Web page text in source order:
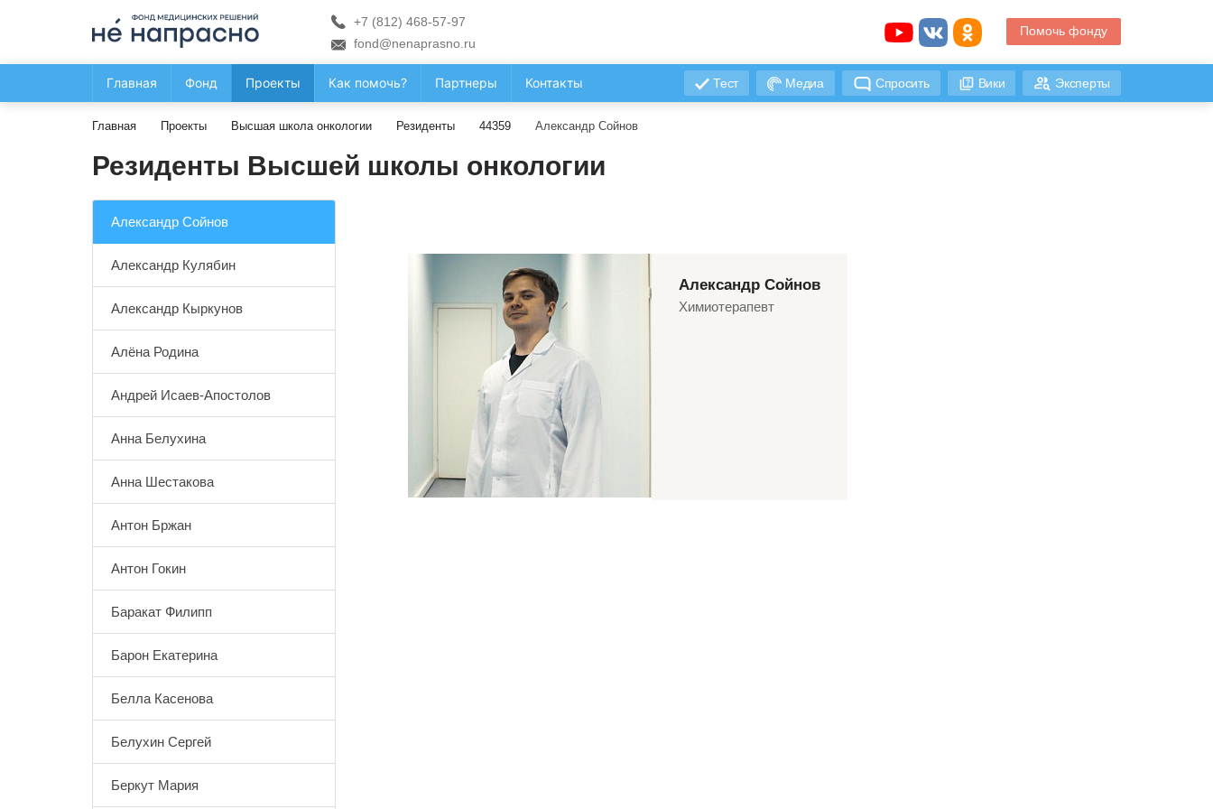
+7 (812) 468-57-97
fond@nenaprasno.ru
Помочь фонду
Главная Фонд Проекты Как помочь? Партнеры Контакты Тест Медиа Спросить Вики Эксперты
Главная Проекты Высшая школа онкологии Резиденты 44359 Александр Сойнов
Резиденты Высшей школы онкологии
Александр Сойнов
Александр Кулябин
Александр Кыркунов
Алёна Родина
Андрей Исаев-Апостолов
Анна Белухина
Анна Шестакова
Антон Бржан
Антон Гокин
Баракат Филипп
Барон Екатерина
Белла Касенова
Белухин Сергей
Беркут Мария
Александр Сойнов
Химиотерапевт